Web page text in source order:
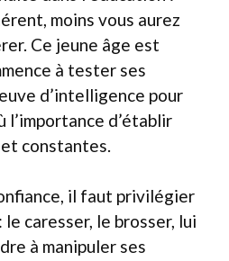
moins vous aurez
Ce jeune âge est
à tester ses
d’intelligence pour
l’importance d’établir
constantes.
il faut privilégier
caresser, le brosser, lui
à manipuler ses